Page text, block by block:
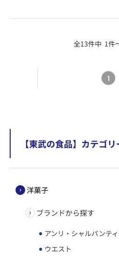
【東武の食品】カテゴ
洋菓子
ブランドから探す
アンリ・シャルパンテ
ウエスト
全13件中 1件
1